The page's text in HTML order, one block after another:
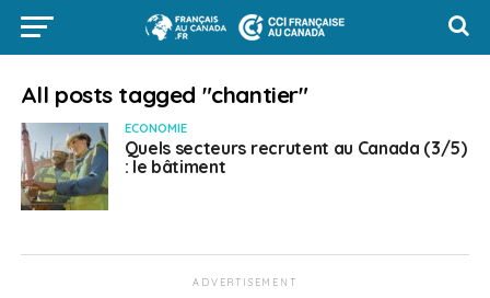
All posts tagged "chantier"
ECONOMIE
Quels secteurs recrutent au Canada (3/5)
: le bâtiment
ADVERTISEMENT